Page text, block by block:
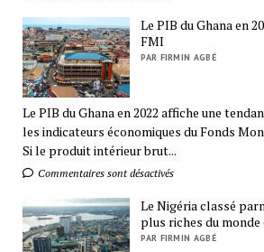
Le PIB du Ghana en
FMI
PAR FIRMIN AGBÉ
Le PIB du Ghana en 2022 affiche une
les indicateurs économiques du Fonds
Si le produit intérieur brut...
Commentaires sont désactivés
Le Nigéria classé
plus riches du monde
PAR FIRMIN AGBÉ